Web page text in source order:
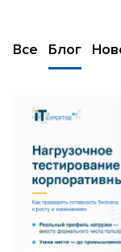
Все Блог